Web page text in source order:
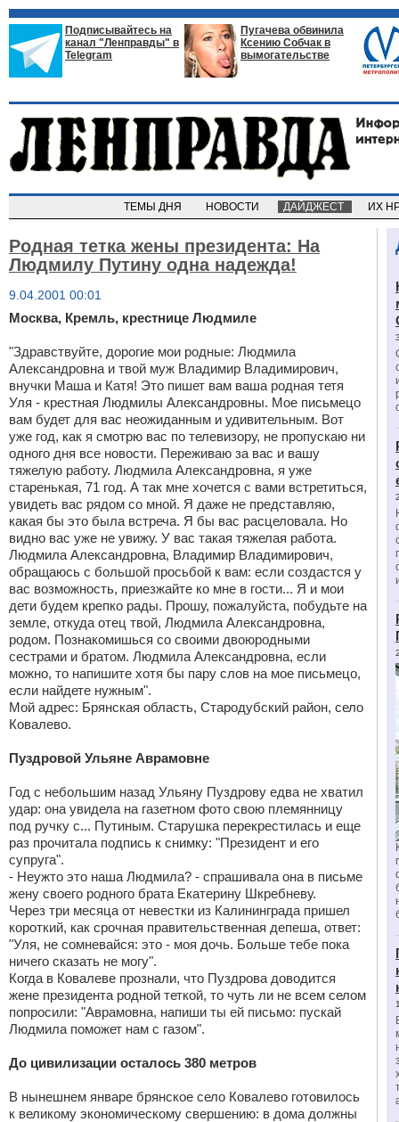
Подписывайтесь на
канал "Ленправды" в
Telegram
Пугачева обвинила
Ксению Собчак в
вымогательстве
ТЕМЫ ДНЯ НОВОСТИ ДАЙДЖЕСТ ИХ
Родная тетка жены президента: На
Людмилу Путину одна надежда!
9.04.2001 00:01
Москва, Кремль, крестнице Людмиле
"Здравствуйте, дорогие мои родные: Людмила
Александровна и твой муж Владимир Владимирович,
внучки Маша и Катя! Это пишет вам ваша родная тетя
Уля - крестная Людмилы Александровны. Мое письмецо
вам будет для вас неожиданным и удивительным. Вот
уже год, как я смотрю вас по телевизору, не пропускаю ни
одного дня все новости. Переживаю за вас и вашу
тяжелую работу. Людмила Александровна, я уже
старенькая, 71 год. А так мне хочется с вами встретиться,
увидеть вас рядом со мной. Я даже не представляю,
какая бы это была встреча. Я бы вас расцеловала. Но
видно вас уже не увижу. У вас такая тяжелая работа.
Людмила Александровна, Владимир Владимирович,
обращаюсь с большой просьбой к вам: если создастся у
вас возможность, приезжайте ко мне в гости... Я и мои
дети будем крепко рады. Прошу, пожалуйста, побудьте на
земле, откуда отец твой, Людмила Александровна,
родом. Познакомишься со своими двоюродными
сестрами и братом. Людмила Александровна, если
можно, то напишите хотя бы пару слов на мое письмецо,
если найдете нужным".
Мой адрес: Брянская область, Стародубский район, село
Ковалево.
Пуздровой Ульяне Аврамовне
Год с небольшим назад Ульяну Пуздрову едва не хватил
удар: она увидела на газетном фото свою племянницу
под ручку с... Путиным. Старушка перекрестилась и еще
раз прочитала подпись к снимку: "Президент и его
супруга".
- Неужто это наша Людмила? - спрашивала она в письме
жену своего родного брата Екатерину Шкребневу.
Через три месяца от невестки из Калининграда пришел
короткий, как срочная правительственная депеша, ответ:
"Уля, не сомневайся: это - моя дочь. Больше тебе пока
ничего сказать не могу".
Когда в Ковалеве прознали, что Пуздрова доводится
жене президента родной теткой, то чуть ли не всем селом
попросили: "Аврамовна, напиши ты ей письмо: пускай
Людмила поможет нам с газом".
До цивилизации осталось 380 метров
В нынешнем январе брянское село Ковалево готовилось
к великому экономическому свершению: в дома должны